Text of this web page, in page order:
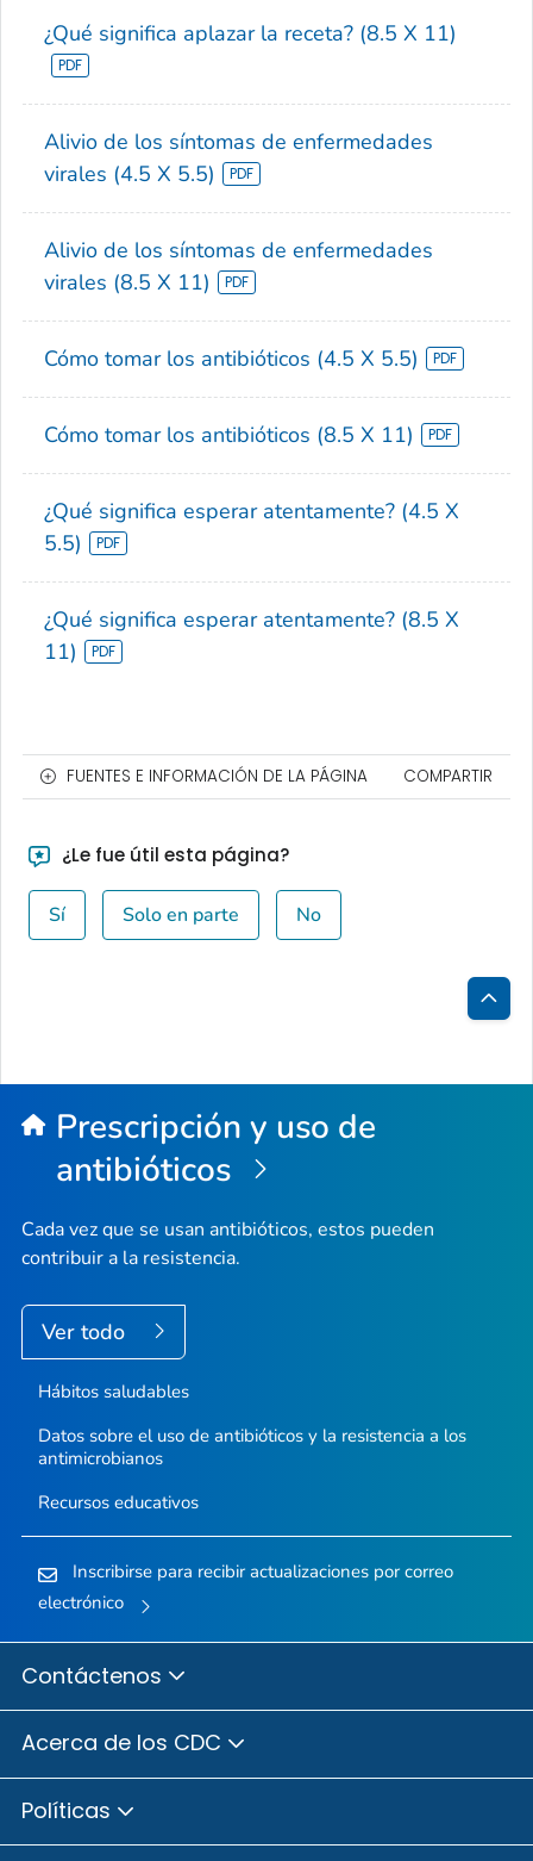
¿Qué significa aplazar la receta? (8.5 X 11)
Alivio de los síntomas de enfermedades
virales (4.5 X 5.5)
Alivio de los síntomas de enfermedades
virales (8.5 X 11)
Cómo tomar los antibióticos (4.5 X 5.5)
Cómo tomar los antibióticos (8.5 X 11)
¿Qué significa esperar atentamente? (4.5 X
5.5)
¿Qué significa esperar atentamente? (8.5 X
11)
FUENTES E INFORMACIÓN DE LA PÁGINA COMPARTIR
¿Le fue útil esta página?
Sí Solo en parte No
la
Prescripción y uso de
antibióticos
Cada vez que se usan antibióticos, estos pueden
contribuir a la resistencia.
Ver todo
Hábitos saludables
Datos sobre el uso de antibióticos y la resistencia a los
antimicrobianos
Recursos educativos
Inscribirse para recibir actualizaciones por correo
electrónico
Contáctenos
Acerca de los CDC
Políticas